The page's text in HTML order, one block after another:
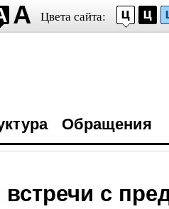
Цвета сайта:
Обращения
встречи с